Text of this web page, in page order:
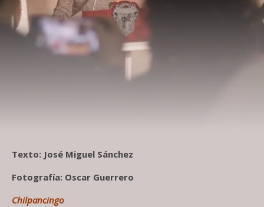
Texto: José Miguel Sánchez
Fotografía: Oscar Guerrero
Chilpancingo